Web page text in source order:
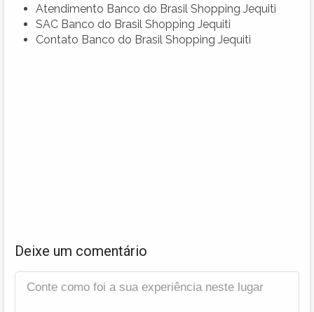
Atendimento Banco do Brasil Shopping Jequiti
SAC Banco do Brasil Shopping Jequiti
Contato Banco do Brasil Shopping Jequiti
Deixe um comentário